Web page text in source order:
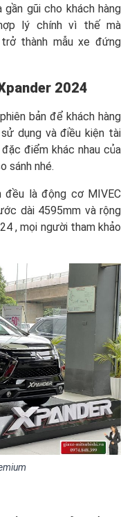
gũi cho khách hàng
lý chính vì thế mà
trở thành mẫu xe đứng
2024
bản để khách hàng
dụng và điều kiện tài
điểm khác nhau của
sánh nhé.
đều là động cơ MIVEC
dài 4595mm và rộng
, mọi người tham khảo